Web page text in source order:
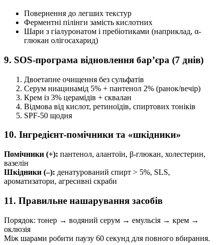
Повернення до легших текстур
Ферментні пілінги замість кислотних
Шари з гіалуронатом і пребіотиками (наприклад, α-
глюкан олігосахарид)
9. SOS-програма відновлення бар’єра (7 днів)
Двоетапне очищення без сульфатів
Серум ниацинамід 5% + пантенол 2% (ранок/вечір)
Крем із 3% церамідів + сквалан
Відмова від кислот, ретиноїдів, спиртових тоніків
SPF-50 щодня
10. Інгредієнт-помічники та «шкідники»
Помічники (+): пантенол, алантоїн, β-глюкан, холестерин,
вазелін
Шкідники (–): денатурований спирт > 5%, SLS,
ароматизатори, агресивні скраби
11. Правильне нашарування засобів
Порядок: тонер → водяний серум → емульсія → крем →
оклюзія
Між шарами робити паузу 60 секунд для повного вбирання.